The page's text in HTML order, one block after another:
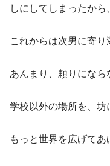
しにしてしまったから
これからは次男に寄り
あんまり、頼りにな
学校以外の場所を、坊
もっと世界を広げてあ